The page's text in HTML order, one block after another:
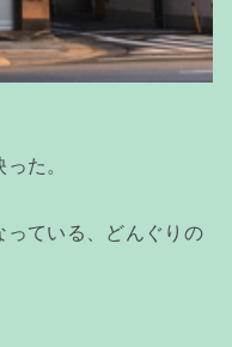
た。
っている、どんぐりの